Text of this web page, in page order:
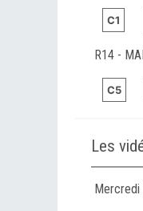
C1
R14 -
C5
Les